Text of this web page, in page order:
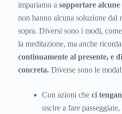
impariamo a sopportare
non hanno alcuna soluzione dal
sopra. Diversi sono i modi,
la meditazione, ma anche
continuamente al presente, e
concreta. Diverse sono le
Con azioni che ci
uscire a fare